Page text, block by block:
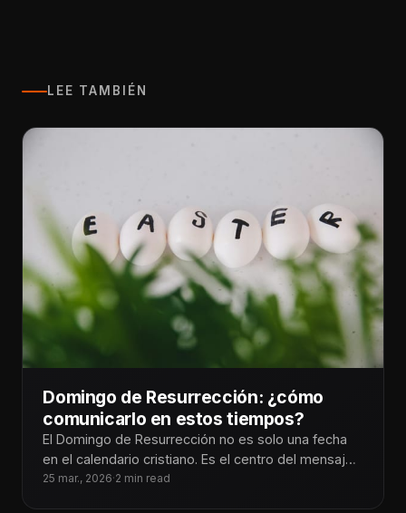
LEE TAMBIÉN
Domingo de Resurrección: ¿cómo
comunicarlo en estos tiempos?
El Domingo de Resurrección no es solo una fecha
en el calendario cristiano. Es el centro del mensaje:
Jesús venció
25 mar., 2026·2 min read